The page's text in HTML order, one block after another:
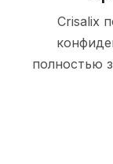
Crisalix
полностью